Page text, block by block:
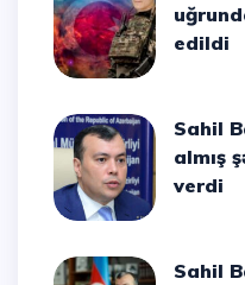
edildi
Sahil Babayev əsassız pensiya
almış
verdi
Sahil Babayev: Pensiya